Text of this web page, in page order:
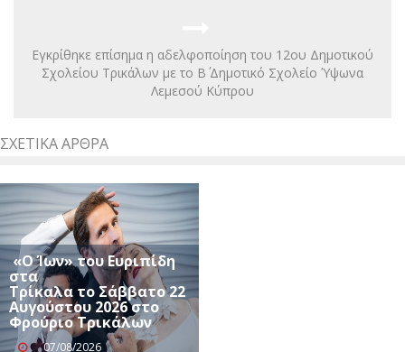
Εγκρίθηκε επίσημα η αδελφοποίηση του 12ου Δημοτικού
Σχολείου Τρικάλων με το Β΄ Δημοτικό Σχολείο Ύψωνα
Λεμεσού Κύπρου
ΣΧΕΤΙΚΆ ΆΡΘΡΑ
«Ο Ίων» του Ευριπίδη
στα
Τρίκαλα το Σάββατο 22
Αυγούστου 2026 στο
Φρούριο Τρικάλων
07/08/2026